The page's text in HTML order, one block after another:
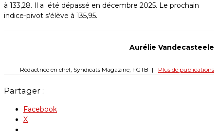
à 133,28. Il a été dépassé en décembre 2025. Le prochain
indice-pivot s’élève à 135,95.
Aurélie Vandecasteele
Rédactrice en chef, Syndicats Magazine, FGTB | Plus de publications
Partager :
Facebook
X